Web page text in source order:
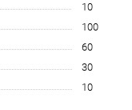
10
100
60
30
10